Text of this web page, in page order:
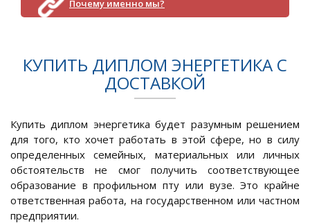
Почему именно мы?
КУПИТЬ ДИПЛОМ ЭНЕРГЕТИКА С
ДОСТАВКОЙ
Купить диплом энергетика будет разумным решением
для того, кто хочет работать в этой сфере, но в силу
определенных семейных, материальных или личных
обстоятельств не смог получить соответствующее
образование в профильном пту или вузе. Это крайне
ответственная работа, на государственном или частном
предприятии.